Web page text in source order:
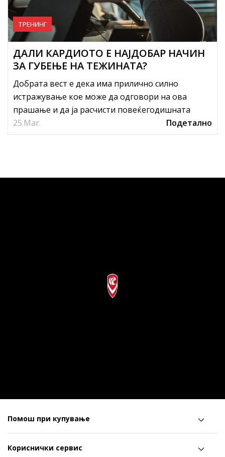
25.Mar.
ТРЕНИНГ
ДАЛИ КАРДИОТО Е НАЈДОБАР НАЧИН
ЗА ГУБЕЊЕ НА ТЕЖИНАТА?
Добрата вест е дека има прилично силно
истражување кое може да одговори на ова
прашање и да ја расчисти повеќегодишната
дилема.
Подетално
Помош при купување
Кориснички сервис